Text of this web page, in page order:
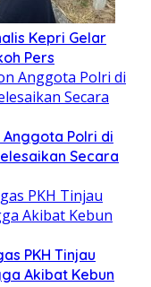
Kepri Gelar
Pers
Anggota Polri di
Secara
PKH Tinjau
Akibat Kebun